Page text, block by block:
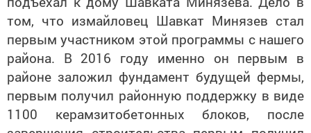
том, что измайловец Шавкат Минязев стал
первым участником этой программы с нашего
района. В 2016 году именно он первым в
районе заложил фундамент будущей фермы,
первым получил районную поддержку в виде
1100 керамзитобетонных блоков, после